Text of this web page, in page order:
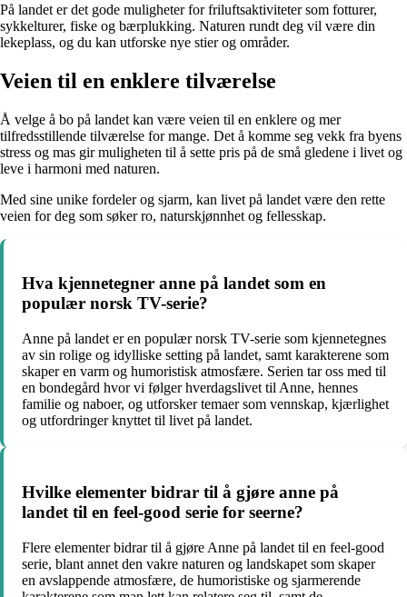
På landet er det gode muligheter for friluftsaktiviteter som fotturer,
sykkelturer, fiske og bærplukking. Naturen rundt deg vil være din
lekeplass, og du kan utforske nye stier og områder.
Veien til en enklere tilværelse
Å velge å bo på landet kan være veien til en enklere og mer
tilfredsstillende tilværelse for mange. Det å komme seg vekk fra byens
stress og mas gir muligheten til å sette pris på de små gledene i livet og
leve i harmoni med naturen.
Med sine unike fordeler og sjarm, kan livet på landet være den rette
veien for deg som søker ro, naturskjønnhet og fellesskap.
Hva kjennetegner anne på landet som en
populær norsk TV-serie?
Anne på landet er en populær norsk TV-serie som kjennetegnes
av sin rolige og idylliske setting på landet, samt karakterene som
skaper en varm og humoristisk atmosfære. Serien tar oss med til
en bondegård hvor vi følger hverdagslivet til Anne, hennes
familie og naboer, og utforsker temaer som vennskap, kjærlighet
og utfordringer knyttet til livet på landet.
Hvilke elementer bidrar til å gjøre anne på
landet til en feel-good serie for seerne?
Flere elementer bidrar til å gjøre Anne på landet til en feel-good
serie, blant annet den vakre naturen og landskapet som skaper
en avslappende atmosfære, de humoristiske og sjarmerende